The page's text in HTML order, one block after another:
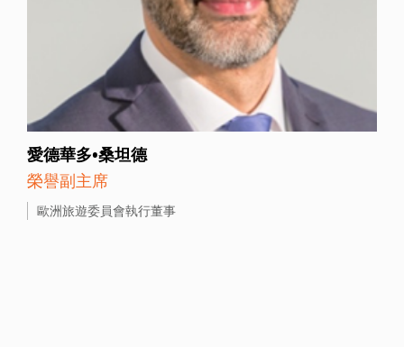
愛德華多•桑坦德
榮譽副主席
歐洲旅遊委員會執行董事